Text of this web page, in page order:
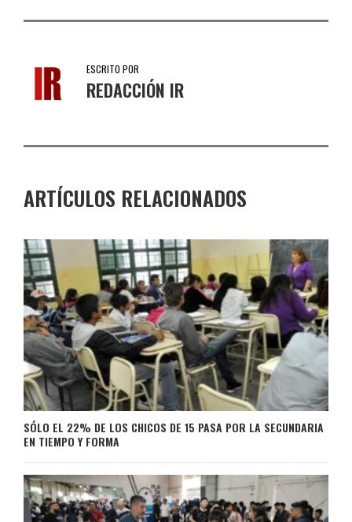
ESCRITO POR
REDACCIÓN IR
ARTÍCULOS RELACIONADOS
SÓLO EL 22% DE LOS CHICOS DE 15 PASA POR LA SECUNDARIA
EN TIEMPO Y FORMA